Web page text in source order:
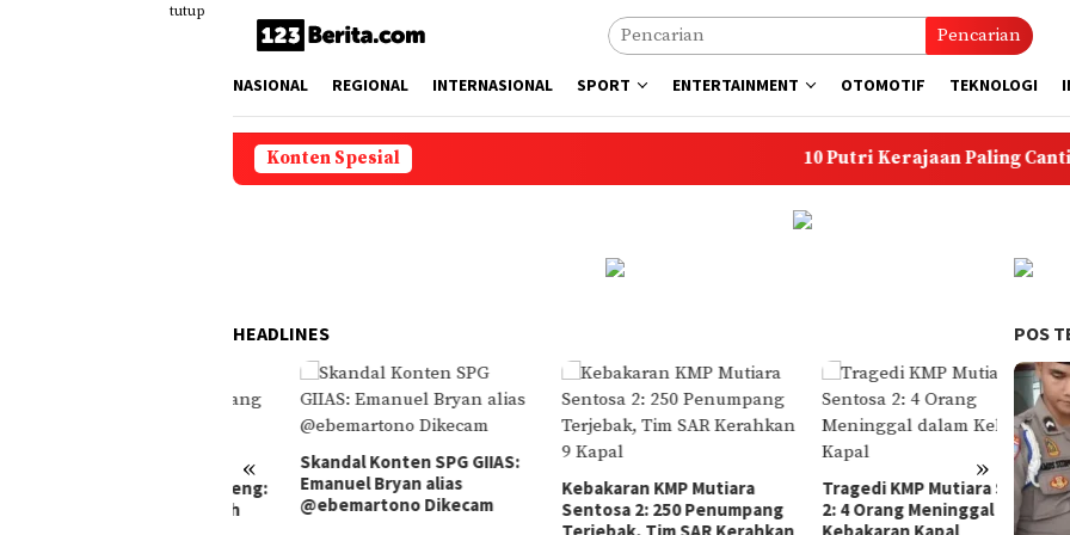
tutup
Pencarian
NASIONAL REGIONAL INTERNASIONAL SPORT ENTERTAINMENT OTOMOTIF TEKNOLOGI
Konten Spesial 10 Putri Kerajaan Paling Cantik di
HEADLINES
« »
Skandal Konten SPG GIIAS:
Emanuel Bryan alias
@ebemartono Dikecam
Kebakaran KMP Mutiara
Sentosa 2: 250 Penumpang
Tragedi KMP Mutiara Sentosa
2: 4 Orang Meninggal dalam
POS